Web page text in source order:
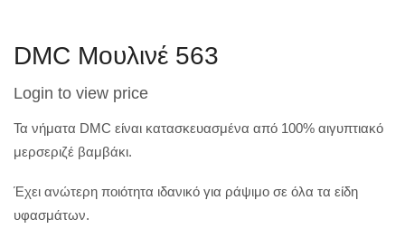
DMC Μουλινέ 563
Login to view price
Τα νήματα DMC είναι κατασκευασμένα από 100% αιγυπτιακό
μερσεριζέ βαμβάκι.
Έχει ανώτερη ποιότητα ιδανικό για ράψιμο σε όλα τα είδη
υφασμάτων.